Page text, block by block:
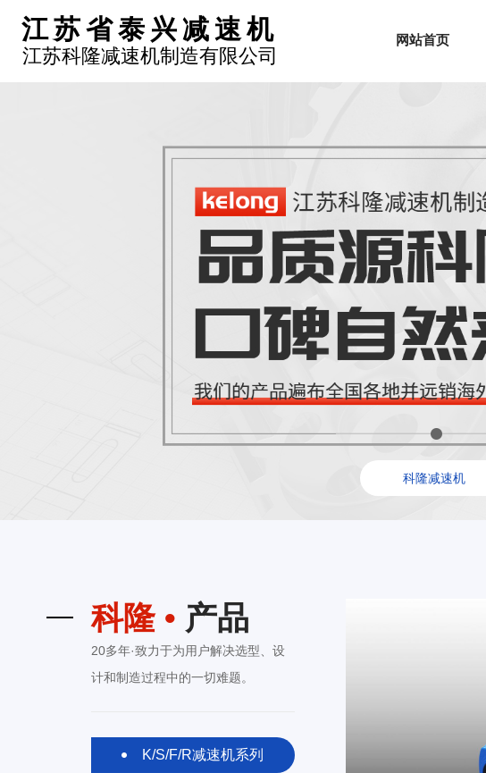
江苏省泰兴减速机
江苏科隆减速机制造有限公司
网站首页
科隆减速机
科隆 • 产品
20多年·致力于为用户解决选型、设
计和制造过程中的一切难题。
K/S/F/R减速机系列
—— 振动箱系列
为顾客创造超额价值
为社会创造更多财富